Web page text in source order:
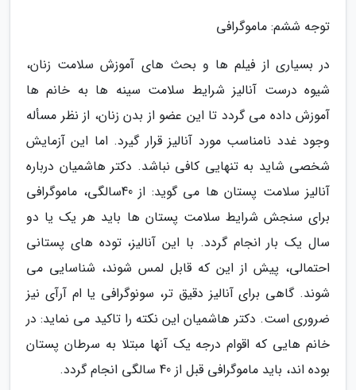
توجه ششم: ماموگرافی
در بسیاری از فیلم ها و بحث های آموزش سلامت زنان،
شیوه درست آنالیز شرایط سلامت سینه ها به خانم ها
آموزش داده می گردد تا این عضو از بدن زنان، از نظر مسأله
وجود غدد نامناسب مورد آنالیز قرار گیرد. اما این آزمایش
شخصی شاید به تنهایی کافی نباشد. دکتر هاشمیان درباره
آنالیز سلامت پستان ها می گوید: از 40سالگی، ماموگرافی
برای سنجش شرایط سلامت پستان ها باید هر یک یا دو
سال یک بار انجام گردد. با این آنالیز، توده های پستانی
احتمالی، پیش از این که قابل لمس شوند، شناسایی می
شوند. گاهی برای آنالیز دقیق تر، سونوگرافی یا ام آرآی نیز
ضروری است. دکتر هاشمیان این نکته را تاکید می نماید: در
خانم هایی که اقوام درجه یک آنها مبتلا به سرطان پستان
بوده اند، باید ماموگرافی قبل از 40 سالگی انجام گردد.